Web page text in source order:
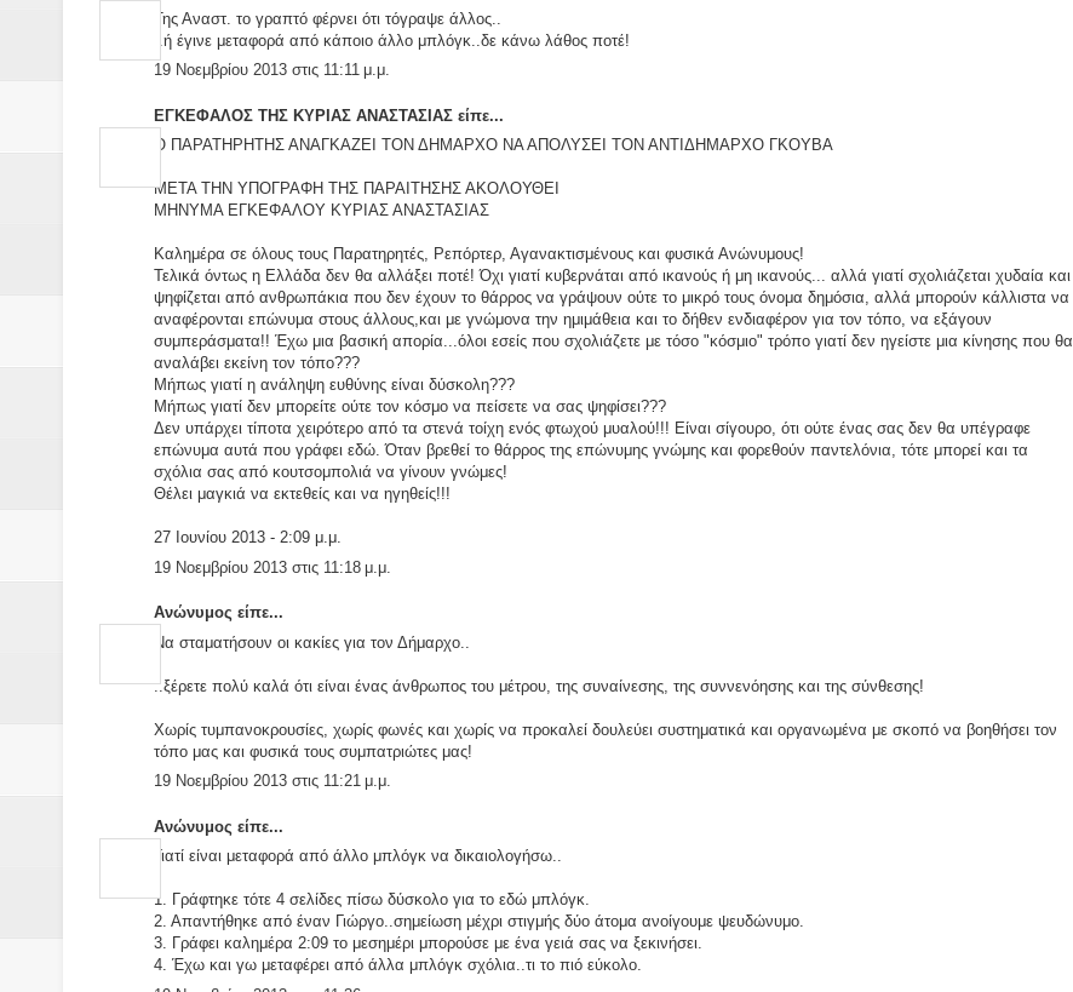
Της Αναστ. το γραπτό φέρνει ότι τόγραψε άλλος..
..ή έγινε μεταφορά από κάποιο άλλο μπλόγκ..δε κάνω λάθος ποτέ!
19 Νοεμβρίου 2013 στις 11:11 μ.μ.
ΕΓΚΕΦΑΛΟΣ ΤΗΣ ΚΥΡΙΑΣ ΑΝΑΣΤΑΣΙΑΣ είπε...
Ο ΠΑΡΑΤΗΡΗΤΗΣ ΑΝΑΓΚΑΖΕΙ ΤΟΝ ΔΗΜΑΡΧΟ ΝΑ ΑΠΟΛΥΣΕΙ ΤΟΝ ΑΝΤΙΔΗΜΑΡΧΟ ΓΚΟΥΒΑ
ΜΕΤΑ ΤΗΝ ΥΠΟΓΡΑΦΗ ΤΗΣ ΠΑΡΑΙΤΗΣΗΣ ΑΚΟΛΟΥΘΕΙ
ΜΗΝΥΜΑ ΕΓΚΕΦΑΛΟΥ ΚΥΡΙΑΣ ΑΝΑΣΤΑΣΙΑΣ
Καλημέρα σε όλους τους Παρατηρητές, Ρεπόρτερ, Αγανακτισμένους και φυσικά Ανώνυμους!
Τελικά όντως η Ελλάδα δεν θα αλλάξει ποτέ! Όχι γιατί κυβερνάται από ικανούς ή μη ικανούς... αλλά γιατί σχολιάζεται χυδαία και
ψηφίζεται από ανθρωπάκια που δεν έχουν το θάρρος να γράψουν ούτε το μικρό τους όνομα δημόσια, αλλά μπορούν κάλλιστα να
αναφέρονται επώνυμα στους άλλους,και με γνώμονα την ημιμάθεια και το δήθεν ενδιαφέρον για τον τόπο, να εξάγουν
συμπεράσματα!! Έχω μια βασική απορία...όλοι εσείς που σχολιάζετε με τόσο "κόσμιο" τρόπο γιατί δεν ηγείστε μια κίνησης που θα
αναλάβει εκείνη τον τόπο???
Μήπως γιατί η ανάληψη ευθύνης είναι δύσκολη???
Μήπως γιατί δεν μπορείτε ούτε τον κόσμο να πείσετε να σας ψηφίσει???
Δεν υπάρχει τίποτα χειρότερο από τα στενά τοίχη ενός φτωχού μυαλού!!! Είναι σίγουρο, ότι ούτε ένας σας δεν θα υπέγραφε
επώνυμα αυτά που γράφει εδώ. Όταν βρεθεί το θάρρος της επώνυμης γνώμης και φορεθούν παντελόνια, τότε μπορεί και τα
σχόλια σας από κουτσομπολιά να γίνουν γνώμες!
Θέλει μαγκιά να εκτεθείς και να ηγηθείς!!!
27 Ιουνίου 2013 - 2:09 μ.μ.
19 Νοεμβρίου 2013 στις 11:18 μ.μ.
Ανώνυμος είπε...
Να σταματήσουν οι κακίες για τον Δήμαρχο..
..ξέρετε πολύ καλά ότι είναι ένας άνθρωπος του μέτρου, της συναίνεσης, της συννενόησης και της σύνθεσης!
Χωρίς τυμπανοκρουσίες, χωρίς φωνές και χωρίς να προκαλεί δουλεύει συστηματικά και οργανωμένα με σκοπό να βοηθήσει τον
τόπο μας και φυσικά τους συμπατριώτες μας!
19 Νοεμβρίου 2013 στις 11:21 μ.μ.
Ανώνυμος είπε...
Γιατί είναι μεταφορά από άλλο μπλόγκ να δικαιολογήσω..
1. Γράφτηκε τότε 4 σελίδες πίσω δύσκολο για το εδώ μπλόγκ.
2. Απαντήθηκε από έναν Γιώργο..σημείωση μέχρι στιγμής δύο άτομα ανοίγουμε ψευδώνυμο.
3. Γράφει καλημέρα 2:09 το μεσημέρι μπορούσε με ένα γειά σας να ξεκινήσει.
4. Έχω και γω μεταφέρει από άλλα μπλόγκ σχόλια..τι το πιό εύκολο.